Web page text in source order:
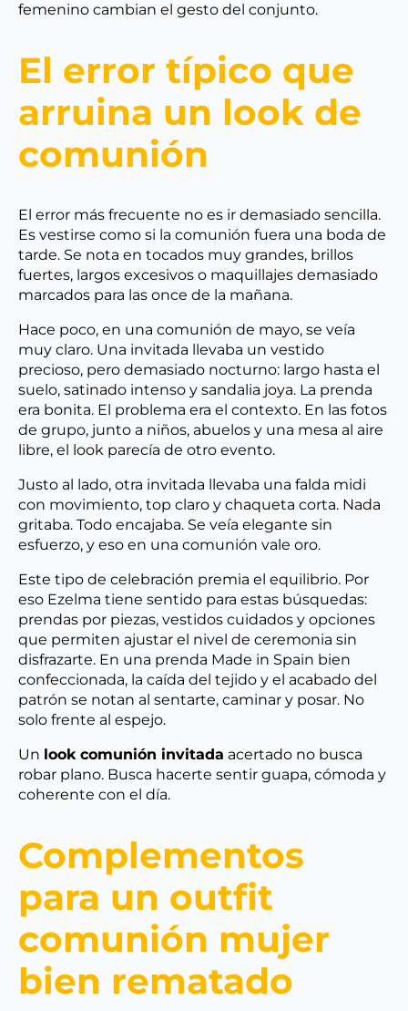
femenino cambian el gesto del conjunto.
El error típico que
arruina un look de
comunión
El error más frecuente no es ir demasiado sencilla.
Es vestirse como si la comunión fuera una boda de
tarde. Se nota en tocados muy grandes, brillos
fuertes, largos excesivos o maquillajes demasiado
marcados para las once de la mañana.
Hace poco, en una comunión de mayo, se veía
muy claro. Una invitada llevaba un vestido
precioso, pero demasiado nocturno: largo hasta el
suelo, satinado intenso y sandalia joya. La prenda
era bonita. El problema era el contexto. En las fotos
de grupo, junto a niños, abuelos y una mesa al aire
libre, el look parecía de otro evento.
Justo al lado, otra invitada llevaba una falda midi
con movimiento, top claro y chaqueta corta. Nada
gritaba. Todo encajaba. Se veía elegante sin
esfuerzo, y eso en una comunión vale oro.
Este tipo de celebración premia el equilibrio. Por
eso Ezelma tiene sentido para estas búsquedas:
prendas por piezas, vestidos cuidados y opciones
que permiten ajustar el nivel de ceremonia sin
disfrazarte. En una prenda Made in Spain bien
confeccionada, la caída del tejido y el acabado del
patrón se notan al sentarte, caminar y posar. No
solo frente al espejo.
Un look comunión invitada acertado no busca
robar plano. Busca hacerte sentir guapa, cómoda y
coherente con el día.
Complementos
para un outfit
comunión mujer
bien rematado